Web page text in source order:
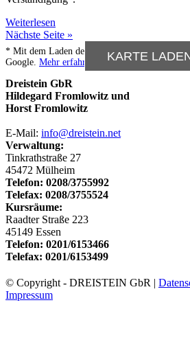
Weiterlesen
Nächste Seite »
KARTE
* Mit dem Laden der Karte akzeptieren Sie
Google. Mehr erfahren
Dreistein GbR
Hildegard Fromlowitz und
Horst Fromlowitz
E-Mail: info@dreistein.net
Verwaltung:
Tinkrathstraße 27
45472 Mülheim
Telefon: 0208/3755992
Telefax: 0208/3755524
Kursräume:
Raadter Straße 223
45149 Essen
Telefon: 0201/6153466
Telefax: 0201/6153499
© Copyright - DREISTEIN GbR |
Impressum